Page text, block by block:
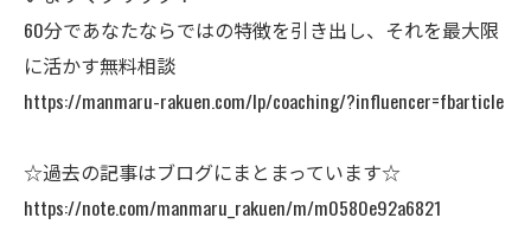
60分であなたならではの特徴を引き出し、それを最大限
に活かす無料相談
https://manmaru-rakuen.com/lp/coaching/?influencer=fbarticle
☆過去の記事はブログにまとまっています☆
https://note.com/manmaru_rakuen/m/m0580e92a6821